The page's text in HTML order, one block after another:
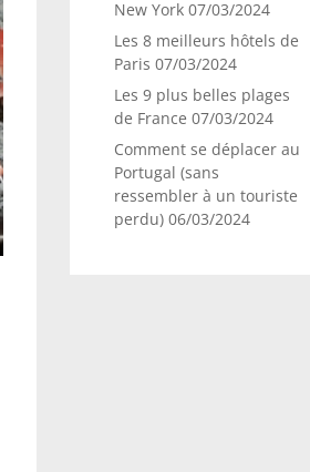
New York 07/03/2024
Les 8 meilleurs hôtels de
Paris 07/03/2024
Les 9 plus belles plages
de France 07/03/2024
Comment se déplacer au
Portugal (sans
ressembler à un touriste
perdu) 06/03/2024